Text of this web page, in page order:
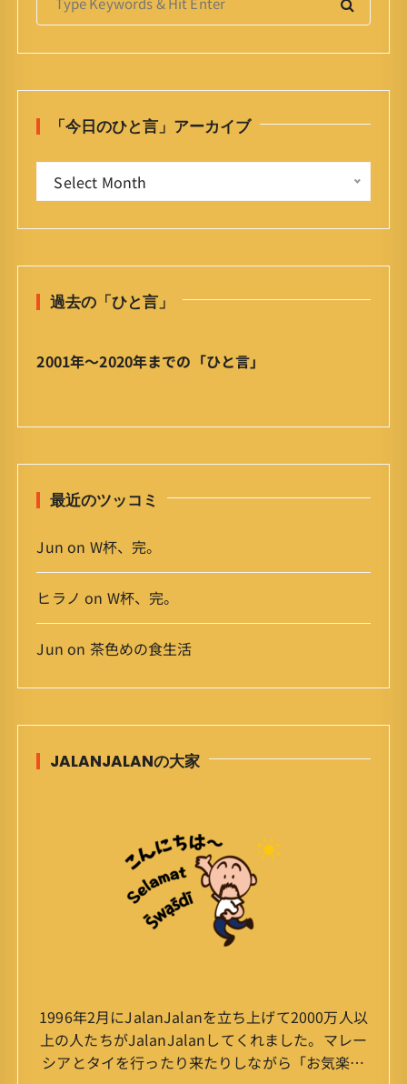
r
:
「今日のひと言」アーカイブ
ひ
言
ア
イ
Select Month
過去の「ひと言」
2001年〜2020年までの「ひと言」
最近のツッコミ
Jun on W杯、完。
ヒラノ on W杯、完。
Jun on 茶色めの食生活
JALANJALANの大家
1996年2月にJalanJalanを立ち上げて2000万人以
上の人たちがJalanJalanしてくれました。マレー
シアとタイを行ったり来たりしながら「お気楽」